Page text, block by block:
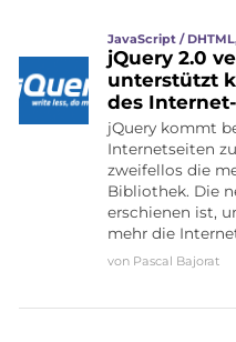
JavaScript / DHTML
jQuery 2.0
unterstützt
des
jQuery kommt
Internetseiten
zweifellos die
Bibliothek. Die
erschienen ist,
mehr die
von Pascal Bajorat